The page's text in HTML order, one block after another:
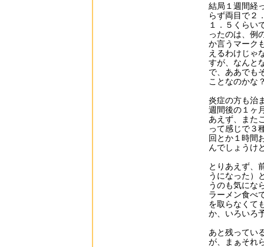
結局１週間経
らず両目で２
１．５くらい
ったのは、例
か言うマーク
えるわけじゃ
すが、なんと
で、ああでも
ことなのかな
炎症の方も治
週間後の１ヶ
あえず、また
って感じで３
回とか１時間
んでしょうけ
とりあえず、
うになった）
うのも気にな
ラーメン食べ
を取らなくて
か、いろいろ
あと残ってい
が、まぁそれ